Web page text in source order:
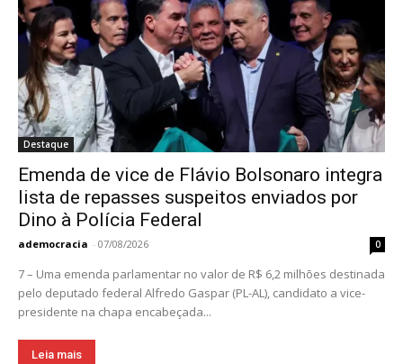
Destaque
Emenda de vice de Flávio Bolsonaro integra
lista de repasses suspeitos enviados por
Dino à Polícia Federal
ademocracia - 07/08/2026 0
7 – Uma emenda parlamentar no valor de R$ 6,2 milhões destinada
pelo deputado federal Alfredo Gaspar (PL-AL), candidato a vice-
presidente na chapa encabeçada...
Leia mais